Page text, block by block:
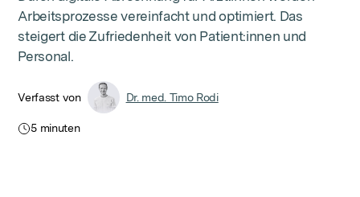
Arbeitsprozesse vereinfacht und optimiert. Das
steigert die Zufriedenheit von Patient:innen und
Personal.
Verfasst von Dr. med. Timo Rodi
5 minuten